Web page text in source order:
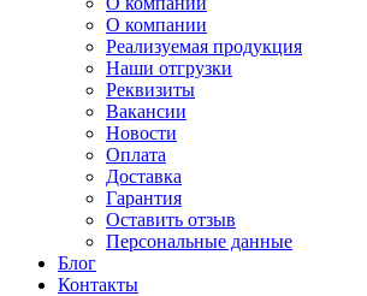
О компании
Реализуемая продукция
Наши отгрузки
Реквизиты
Вакансии
Новости
Оплата
Доставка
Гарантия
Оставить отзыв
Персональные данные
Блог
Контакты